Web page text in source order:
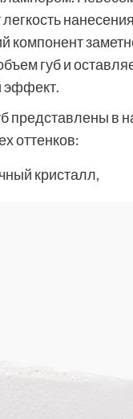
компонент
губ и
эффект.
представлены в
оттенков:
кристалл,